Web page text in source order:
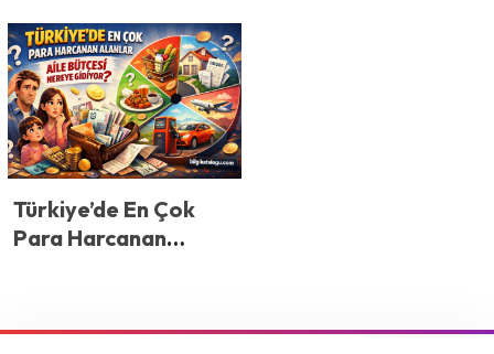
mı?
Türkiye’de En Çok
Para Harcanan